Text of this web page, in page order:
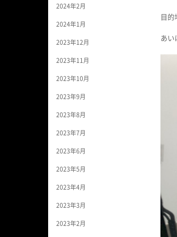
2024年2月
2024年1月
2023年12月
2023年11月
2023年10月
2023年9月
2023年8月
2023年7月
2023年6月
2023年5月
2023年4月
2023年3月
2023年2月
目的
あい